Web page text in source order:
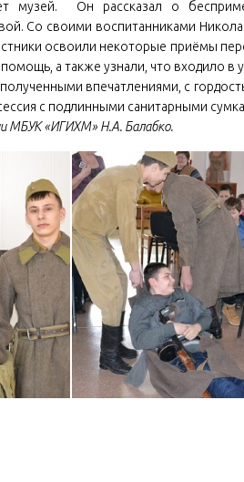
музей. Он рассказал о
Со своими воспитанниками
освоили некоторые приёмы
а также узнали, что входило в
впечатлениями, с
с подлинными санитарными
МБУК «ИГИХМ» Н.А. Балабко.